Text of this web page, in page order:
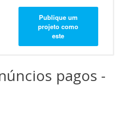
Publique um
projeto como
este
pagos -